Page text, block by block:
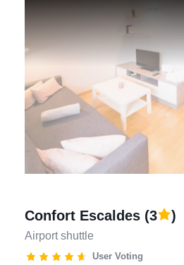
Confort Escaldes (3 )
Airport shuttle
User Voting